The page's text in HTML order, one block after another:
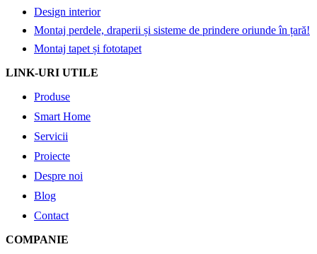
Design interior
Montaj perdele, draperii și sisteme de prindere oriunde în țară!
Montaj tapet și fototapet
LINK-URI UTILE
Produse
Smart Home
Servicii
Proiecte
Despre noi
Blog
Contact
COMPANIE